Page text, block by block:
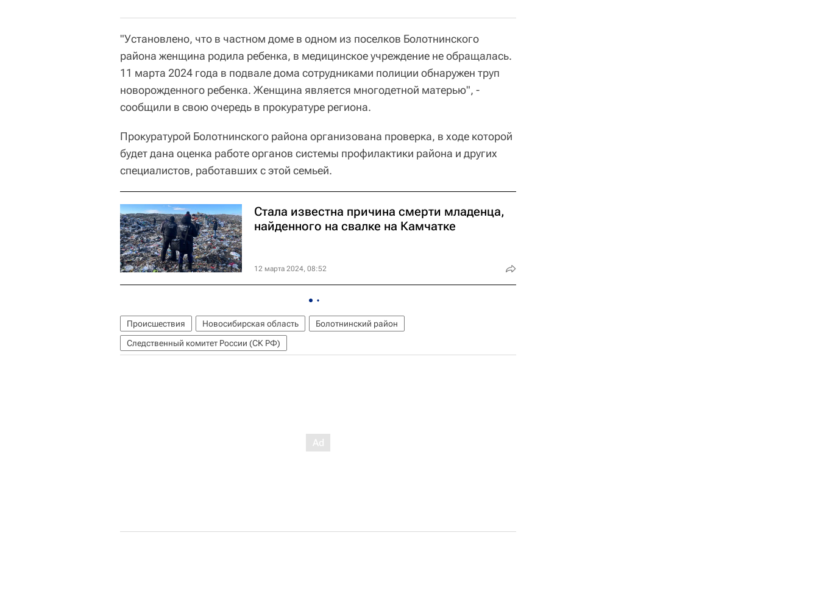
"Установлено, что в частном доме в одном из поселков Болотнинского
района женщина родила ребенка, в медицинское учреждение не обращалась.
11 марта 2024 года в подвале дома сотрудниками полиции обнаружен труп
новорожденного ребенка. Женщина является многодетной матерью", -
сообщили в свою очередь в прокуратуре региона.
Прокуратурой Болотнинского района организована проверка, в ходе которой
будет дана оценка работе органов системы профилактики района и других
специалистов, работавших с этой семьей.
Стала известна причина смерти младенца,
найденного на свалке на Камчатке
12 марта 2024, 08:52
Происшествия Новосибирская область
Болотнинский район
Следственный комитет России (СК РФ)